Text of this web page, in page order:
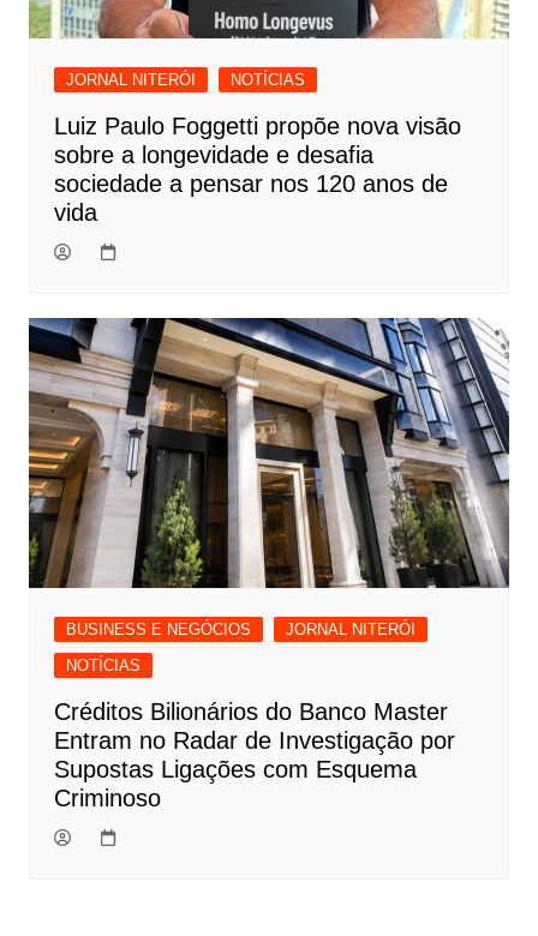
JORNAL NITERÓI NOTÍCIAS
Luiz Paulo Foggetti propõe nova visão
sobre a longevidade e desafia
sociedade a pensar nos 120 anos de
vida
BUSINESS E NEGÓCIOS
JORNAL NITERÓI
NOTÍCIAS
Créditos Bilionários do Banco Master
Entram no Radar de Investigação por
Supostas Ligações com Esquema
Criminoso